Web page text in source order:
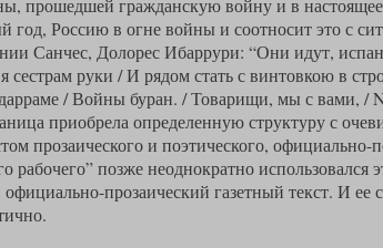
прошедшей гражданскую войну и в
год, Россию в огне войны и соотносит это с
Санчес, Долорес Ибаррури: “Они идут,
руки / И рядом стать с винтовкою в
/ Войны буран. / Товарищи, мы с вами, /
приобрела определенную структуру с
прозаического и поэтического, официально-
рабочего” позже неоднократно использовался
прозаический газетный текст. И ее